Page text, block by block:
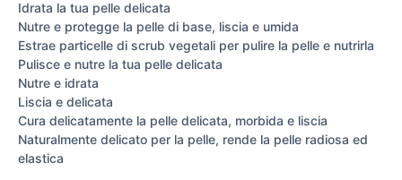
Idrata la tua pelle delicata
Nutre e protegge la pelle di base, liscia e umida
Estrae particelle di scrub vegetali per pulire la pelle e nutrirla
Pulisce e nutre la tua pelle delicata
Nutre e idrata
Liscia e delicata
Cura delicatamente la pelle delicata, morbida e liscia
Naturalmente delicato per la pelle, rende la pelle radiosa ed
elastica